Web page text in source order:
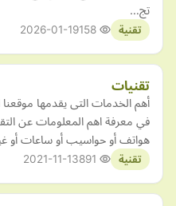
تج…
تقنية 2026-01-19
تقنيات
أهم الخدمات التى يقدمها موقعنا
في معرفة اهم المعلومات عن
هواتف أو حواسيب أو ساعات أو
تقنية 2021-11-13